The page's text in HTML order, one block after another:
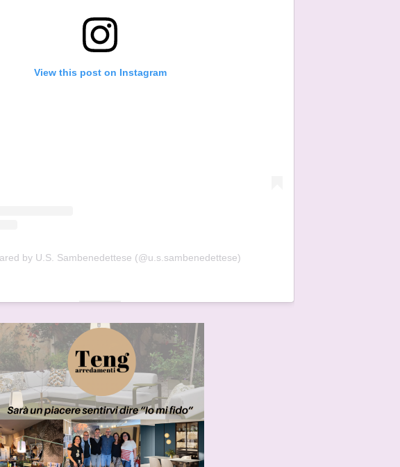
View this post on Instagram
by U.S. Sambenedettese (@u.s.sambenedettese)